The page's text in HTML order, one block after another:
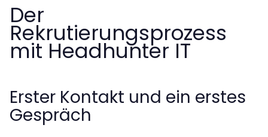
Der
Rekrutierungsprozess
mit Headhunter IT
Erster Kontakt und ein erstes
Gespräch